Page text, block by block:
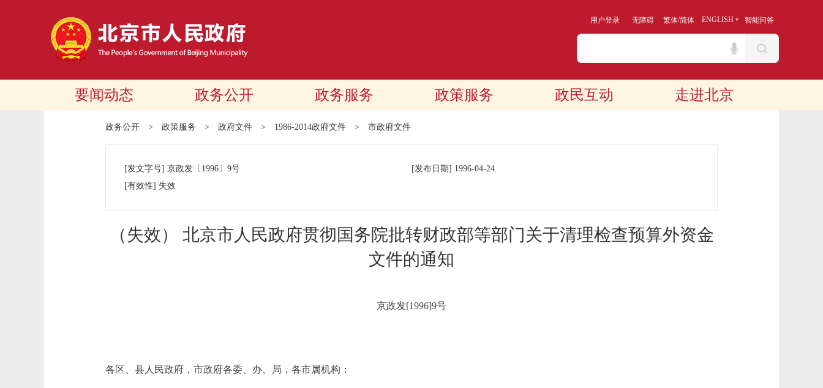
用户登录 无障碍 繁体/简体 ENGLISH 智能问答
要闻动态 政务公开 政务服务 政策服务 政民互动 走进北京
政务公开 > 政策服务 > 政府文件 > 1986-2014政府文件 > 市政府文件
[发文字号] 京政发 〔1996〕 9号 [发布日期] 1996-04-24
[有效性] 失效
（失效） 北京市人民政府贯彻国务院批转财政部等部门关于清理检查预算外资金
文件的通知
京政发[1996]9号
各区、县人民政府，市政府各委、办、局，各市属机构：